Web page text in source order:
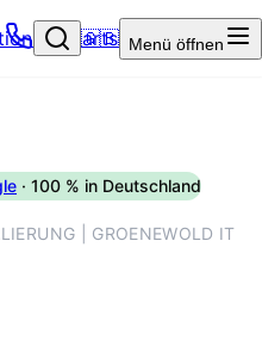
– Startseite
🇬🇧 Menü öffnen
· 100 % in Deutschland
| GROENEWOLD IT